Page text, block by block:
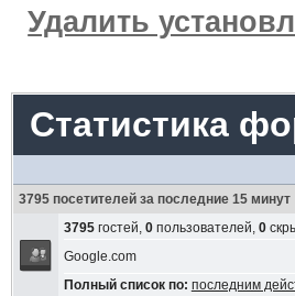
Удалить
Статистика
3795 посетителей за последние 15 минут
3795гостей, 0пользователей, 0
Google.com
Полный список по: последним